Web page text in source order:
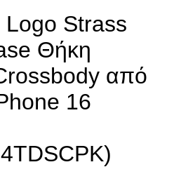
Logo Strass
Θήκη
από
16